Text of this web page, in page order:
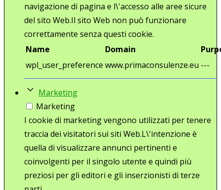
navigazione di pagina e l\'accesso alle aree sicure
del sito Web.Il sito Web non può funzionare
correttamente senza questi cookie.
Name
Domain
wpl_user_preference www.primaconsulenze.eu ---
Marketing
Marketing
I cookie di marketing vengono utilizzati per tenere
traccia dei visitatori sui siti Web.L\'intenzione è
quella di visualizzare annunci pertinenti e
coinvolgenti per il singolo utente e quindi più
preziosi per gli editori e gli inserzionisti di terze